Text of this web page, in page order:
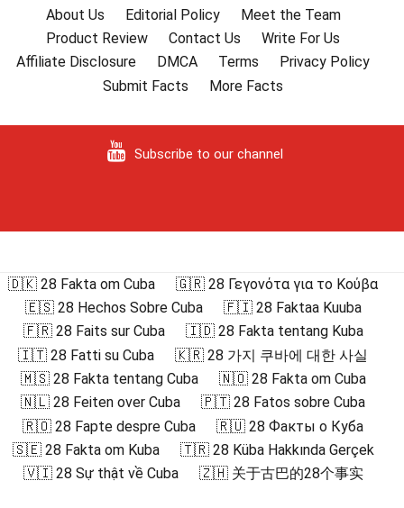
About Us Editorial Policy
Meet the Team
Product Review
Contact Us
Write For Us
Affiliate Disclosure
DMCA Terms
Privacy Policy
Submit Facts
More Facts
Subscribe to our channel
🇩🇰 28 Fakta om Cuba
🇬🇷 28 Γεγονότα για το Κούβα
🇪🇸 28 Hechos Sobre Cuba
🇫🇮 28 Faktaa Kuuba
🇫🇷 28 Faits sur Cuba
🇮🇩 28 Fakta tentang Kuba
🇮🇹 28 Fatti su Cuba
🇰🇷 28 가지 쿠바에 대한 사실
🇲🇸 28 Fakta tentang Cuba
🇳🇴 28 Fakta om Cuba
🇳🇱 28 Feiten over Cuba
🇵🇹 28 Fatos sobre Cuba
🇷🇴 28 Fapte despre Cuba
🇷🇺 28 Факты о Куба
🇸🇪 28 Fakta om Kuba
🇹🇷 28 Küba Hakkında Gerçek
🇻🇮 28 Sự thật về Cuba
🇿🇭 关于古巴的28个事实